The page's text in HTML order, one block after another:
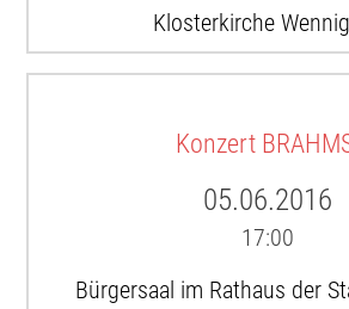
Klosterkirche
Konzert
05.06.2016
17:00
Bürgersaal im Rathaus der